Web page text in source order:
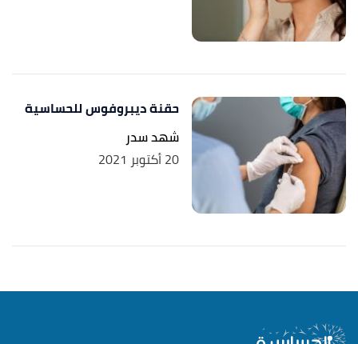
حقنة ديبروفوس للحساسية
شهد سدر
20 أكتوبر 2021